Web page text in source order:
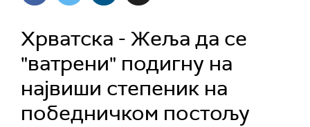
Хрватска - Жеља да се
"ватрени" подигну на
највиши степеник на
победничком постољу